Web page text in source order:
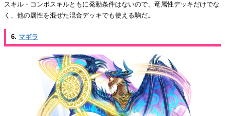
スキル・コンボスキルともに発動条件はないので、竜属性デッキだけでな
く、他の属性を混ぜた混合デッキでも使える駒だ。
6. マギラ